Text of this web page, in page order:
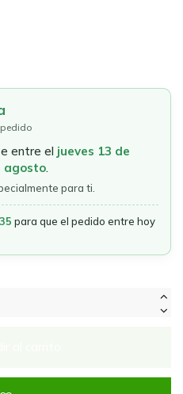
entre el jueves 13 de
agosto.
para ti.
para que el pedido entre hoy